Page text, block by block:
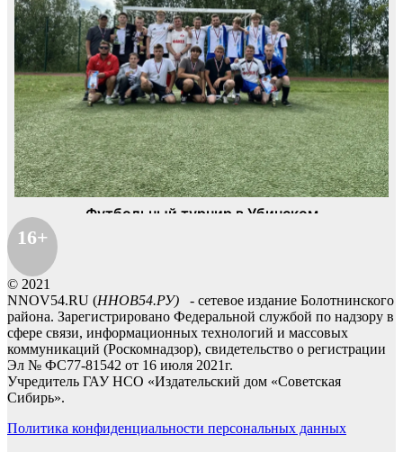
16+
© 2021
NNOV54.RU (ННОВ54.РУ) - сетевое издание Болотнинского
района. Зарегистрировано Федеральной службой по надзору в
сфере связи, информационных технологий и массовых
коммуникаций (Роскомнадзор), свидетельство о регистрации
Эл № ФС77-81542 от 16 июля 2021г.
Учредитель ГАУ НСО «Издательский дом «Советская
Сибирь».
Политика конфиденциальности персональных данных